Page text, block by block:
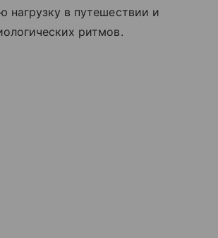
нагрузку в путешествии и
ритмов.